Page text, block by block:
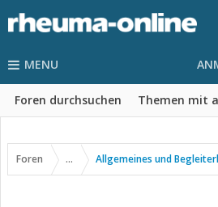
MENU
Foren durchsuchen Themen mit
Foren ... Allgemeines und